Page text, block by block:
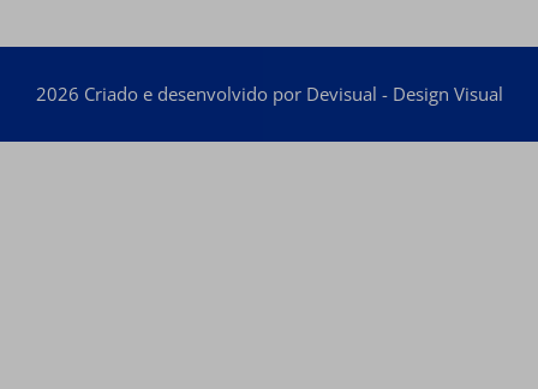
2026 Criado e desenvolvido por Devisual - Design Visual